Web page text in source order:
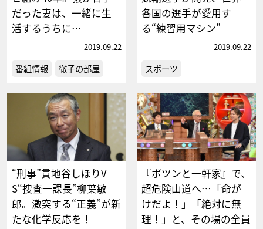
だった妻は、一緒に生
活するうちに…
2019.09.22
番組情報 徹子の部屋
各国の選手が愛用す
る“練習用マシン”
2019.09.22
スポーツ
“刑事”貫地谷しほりV
S“捜査一課長”柳葉敏
郎。激突する“正義”が新
たな化学反応を！
『ポツンと一軒家』で、
超危険山道へ…「命が
けだよ！」「絶対に無
理！」と、その場の全員